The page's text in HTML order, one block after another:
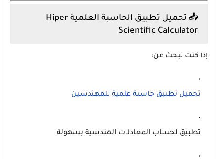
📥 تحميل تطبيق الحاسبة العلمية Hiper
Scientific Calculator
إذا كنت تبحث عن:
تحميل تطبيق حاسبة علمية للمهندسين
تطبيق لحساب المعادلات الهندسية بسهولة